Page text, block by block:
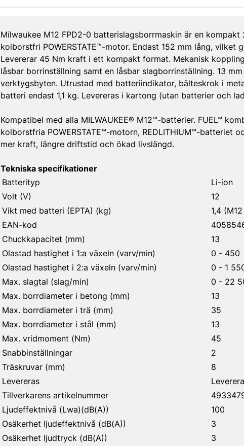
Milwaukee M12 FPD2-0 batterislagsborrmaskin är en
kolborstfri POWERSTATE™-motor. Endast 152 mm lång, vilket
Levererar 45 Nm kraft i ett kompakt format. Mekanisk
låsbar borrinställning samt en låsbar slagborrinställning. 13
verktygsbyten. Utrustad med batteriindikator, bälteskrok i
batteri endast 1,1 kg. Levereras i kartong (utan batterier och
Kompatibel med alla MILWAUKEE® M12™-batterier. FUEL™
kolborstfria POWERSTATE™-motorn, REDLITHIUM™-batteriet
mer kraft, längre driftstid och ökad livslängd.
Tekniska specifikationer
Batterityp
Li-ion
Volt (V)
12
Vikt med batteri (EPTA) (kg)
1,4
EAN-kod
Chuckkapacitet (mm)
13
Olastad hastighet i 1:a växeln (varv/min)
0 - 450
Olastad hastighet i 2:a växeln (varv/min)
0 - 1
Max. slagtal (slag/min)
0 - 22
Max. borrdiameter i betong (mm)
13
Max. borrdiameter i trä (mm)
35
Max. borrdiameter i stål (mm)
13
Max. vridmoment (Nm)
45
Snabbinställningar
2
Träskruvar (mm)
8
Levereras
Tillverkarens artikelnummer
Ljudeffektnivå (Lwa)(dB(A))
100
Osäkerhet ljudeffektnivå (dB(A))
3
Osäkerhet ljudtryck (dB(A))
3